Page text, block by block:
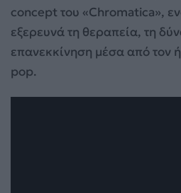
concept του «Chromatica»,
εξερευνά τη θεραπεία, τη
επανεκκίνηση μέσα από τον
pop.